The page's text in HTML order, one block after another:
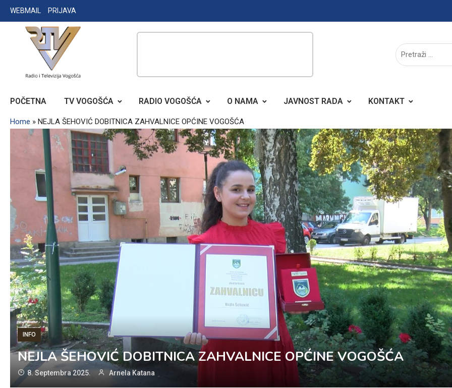
Skip
to
WEBMAIL PRIJAVA
RADIO TELEVIZIJA VOGOŠĆA
POČETNA TV VOGOŠĆA RADIO VOGOŠĆA O NAMA JAVNOST RADA KONTAKT
Home » NEJLA ŠEHOVIĆ DOBITNICA ZAHVALNICE OPĆINE VOGOŠĆA
INFO
NEJLA ŠEHOVIĆ DOBITNICA ZAHVALNICE OPĆINE VOGOŠĆA
8. Septembra 2025. Arnela Katana